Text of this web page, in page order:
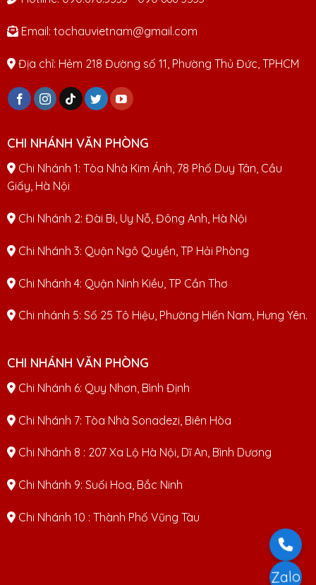
Email: tochauvietnam@gmail.com
Địa chỉ: Hẻm 218 Đường số 11, Phường Thủ Đức, TPHCM
CHI NHÁNH VĂN PHÒNG
Chi Nhánh 1: Tòa Nhà Kim Ánh, 78 Phố Duy Tân, Cầu
Giấy, Hà Nội
Chi Nhánh 2: Đài Bi, Uy Nỗ, Đông Anh, Hà Nội
Chi Nhánh 3: Quận Ngô Quyền, TP Hải Phòng
Chi Nhánh 4: Quận Ninh Kiều, TP Cần Thơ
Chi nhánh 5: Số 25 Tô Hiệu, Phường Hiến Nam, Hưng Yên.
CHI NHÁNH VĂN PHÒNG
Chi Nhánh 6: Quy Nhơn, Bình Định
Chi Nhánh 7: Tòa Nhà Sonadezi, Biên Hòa
Chi Nhánh 8 : 207 Xa Lộ Hà Nội, Dĩ An, Bình Dương
Chi Nhánh 9: Suối Hoa, Bắc Ninh
Chi Nhánh 10 : Thành Phố Vũng Tàu
Zalo